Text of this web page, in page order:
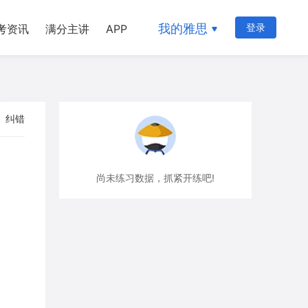
资讯 满分主讲 APP 我的雅思 登录
纠错
尚未练习数据，抓紧开练吧!